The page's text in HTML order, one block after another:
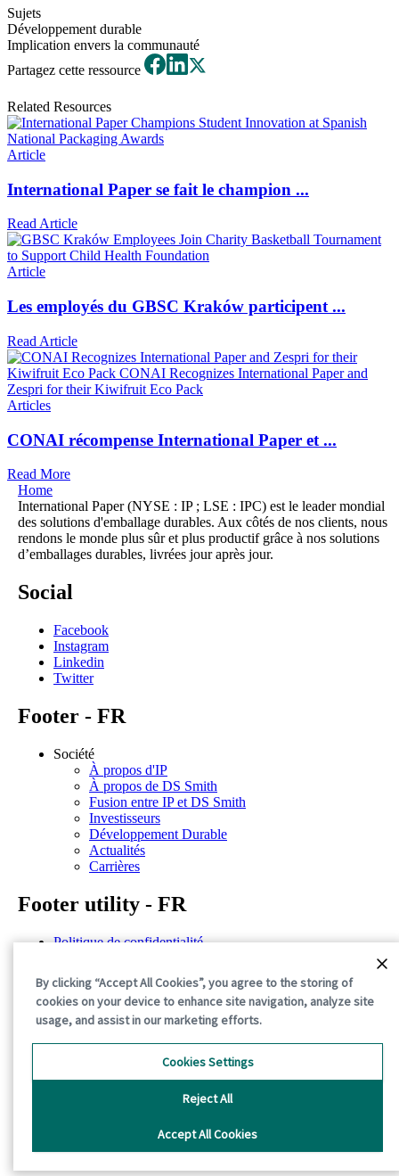
Sujets
Développement durable
Implication envers la communauté
Partagez cette ressource
Related Resources
Article
International Paper se fait le champion ...
Read Article
Article
Les employés du GBSC Kraków participent ...
Read Article
Articles
CONAI récompense International Paper et ...
Read More
Home
International Paper (NYSE : IP ; LSE : IPC) est le leader mondial
des solutions d'emballage durables. Aux côtés de nos clients, nous
rendons le monde plus sûr et plus productif grâce à nos solutions
d’emballages durables, livrées jour après jour.
Social
Facebook
Instagram
Linkedin
Twitter
Footer - FR
Société
À propos d'IP
À propos de DS Smith
Fusion entre IP et DS Smith
Investisseurs
Développement Durable
Actualités
Carrières
Footer utility - FR
Politique de confidentialité
Déclarations de situation
Politique de cookies
Conditions générales
By clicking “Accept All Cookies”, you agree to the storing of
cookies on your device to enhance site navigation, analyze site
usage, and assist in our marketing efforts.
Accept All Cookies
Reject All
Cookies Settings